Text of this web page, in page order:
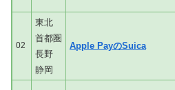
02
東北
首都圏
長野
静岡
Apple PayのSuica